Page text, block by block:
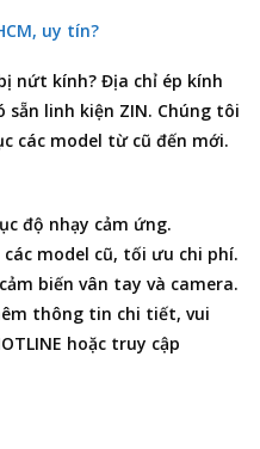
uy tín?
nứt kính? Địa chỉ ép kính
sẵn linh kiện ZIN. Chúng tôi
các model từ cũ đến mới.
độ nhạy cảm ứng.
model cũ, tối ưu chi phí.
biến vân tay và camera.
thông tin chi tiết, vui
hoặc truy cập